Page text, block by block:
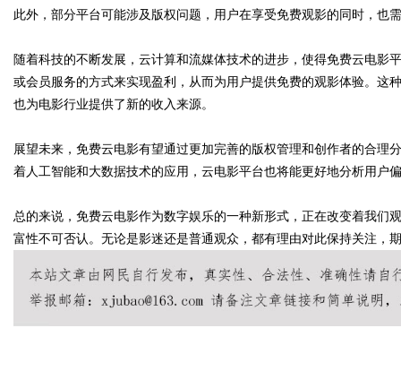
此外，部分平台可能涉及版权问题，用户在享受免费观影的同时，也
随着科技的不断发展，云计算和流媒体技术的进步，使得免费云电影
或会员服务的方式来实现盈利，从而为用户提供免费的观影体验。这
也为电影行业提供了新的收入来源。
展望未来，免费云电影有望通过更加完善的版权管理和创作者的合理
着人工智能和大数据技术的应用，云电影平台也将能更好地分析用户
总的来说，免费云电影作为数字娱乐的一种新形式，正在改变着我们
富性不可否认。无论是影迷还是普通观众，都有理由对此保持关注，